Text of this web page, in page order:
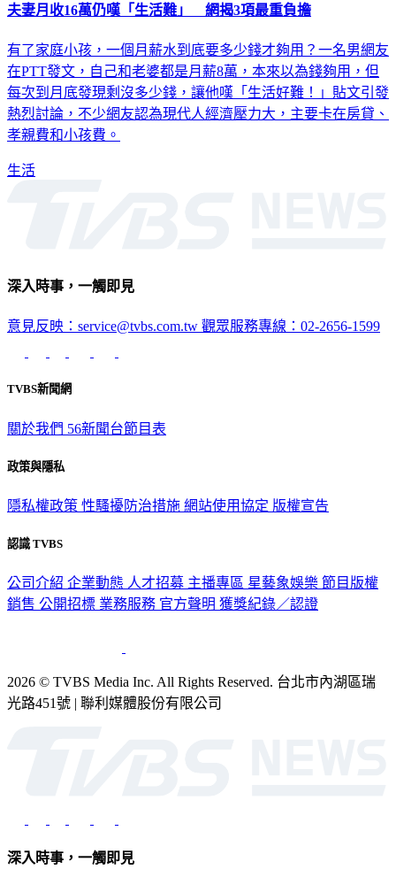
夫妻月收16萬仍嘆「生活難」 網揭3項最重負擔
有了家庭小孩，一個月薪水到底要多少錢才夠用？一名男網友
在PTT發文，自己和老婆都是月薪8萬，本來以為錢夠用，但
每次到月底發現剩沒多少錢，讓他嘆「生活好難！」貼文引發
熱烈討論，不少網友認為現代人經濟壓力大，主要卡在房貸、
孝親費和小孩費。
生活
深入時事，一觸即見
意見反映：service@tvbs.com.tw 觀眾服務專線：02-2656-1599
TVBS新聞網
關於我們 56新聞台節目表
政策與隱私
隱私權政策 性騷擾防治措施 網站使用協定 版權宣告
認識 TVBS
公司介紹 企業動態 人才招募 主播專區 星藝象娛樂 節目版權
銷售 公開招標 業務服務 官方聲明 獲獎紀錄／認證
2026 © TVBS Media Inc. All Rights Reserved. 台北市內湖區瑞
光路451號 | 聯利媒體股份有限公司
深入時事，一觸即見